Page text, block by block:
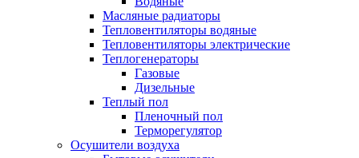
Масляные радиаторы
Тепловентиляторы водяные
Тепловентиляторы электрические
Теплогенераторы
Газовые
Дизельные
Теплый пол
Пленочный пол
Терморегулятор
Осушители воздуха